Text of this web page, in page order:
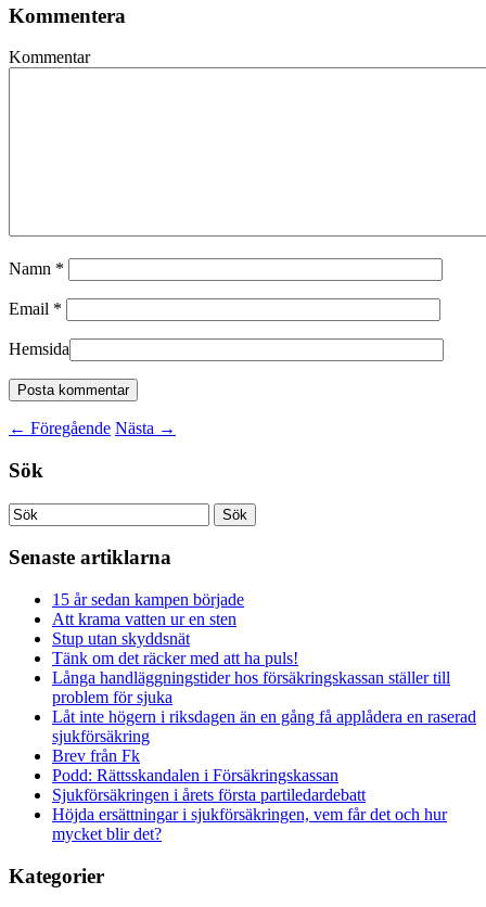
Kommentera
Kommentar
Namn *
Email *
Hemsida
← Föregående Nästa →
Sök
Senaste artiklarna
15 år sedan kampen började
Att krama vatten ur en sten
Stup utan skyddsnät
Tänk om det räcker med att ha puls!
Långa handläggningstider hos försäkringskassan ställer till
problem för sjuka
Låt inte högern i riksdagen än en gång få applådera en raserad
sjukförsäkring
Brev från Fk
Podd: Rättsskandalen i Försäkringskassan
Sjukförsäkringen i årets första partiledardebatt
Höjda ersättningar i sjukförsäkringen, vem får det och hur
mycket blir det?
Kategorier